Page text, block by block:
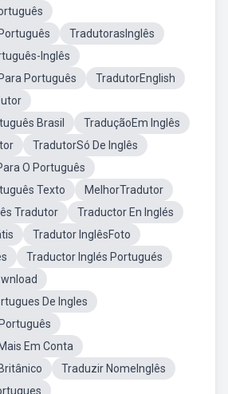
TradutorasInglês
Inglês
Português
TradutorEnglish
Brasil
TraduçãoEm Inglês
TradutorSó De Inglês
O Português
Texto
MelhorTradutor
Tradutor
Traductor En Inglés
Tradutor InglêsFoto
Traductor Inglés Portugués
De Ingles
Em Conta
Traduzir NomeInglês